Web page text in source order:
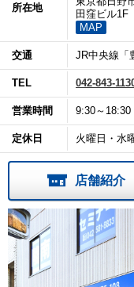
所在地
田窪ビル1F
MAP
交通 JR中央線「
TEL 042-843-
営業時間 9:30～18:30
定休日 火曜日・水
店舗紹介